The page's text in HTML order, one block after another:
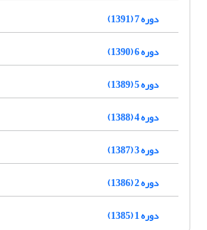
دوره 7 (1391)
دوره 6 (1390)
دوره 5 (1389)
دوره 4 (1388)
دوره 3 (1387)
دوره 2 (1386)
دوره 1 (1385)